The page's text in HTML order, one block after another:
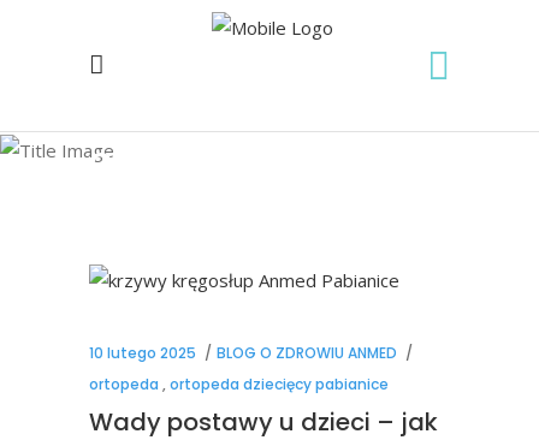
ortopeda Tag
10 lutego 2025
BLOG O ZDROWIU ANMED
ortopeda ,ortopeda dziecięcy pabianice
Wady postawy u dzieci – jak